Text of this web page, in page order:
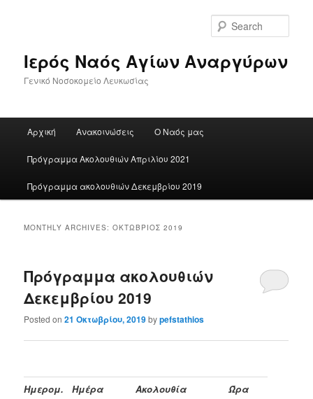
Ιερός Ναός Αγίων Αναργύρων
Γενικό Νοσοκομείο Λευκωσίας
Αρχική Ανακοινώσεις Ο Ναός μας
Πρόγραμμα Ακολουθιών Απριλίου 2021
Πρόγραμμα ακολουθιών Δεκεμβρίου 2019
MONTHLY ARCHIVES:ΟΚΤΏΒΡΙΟΣ 2019
Πρόγραμμα ακολουθιών
Δεκεμβρίου 2019
Posted on21 Οκτωβρίου, 2019bypefstathios
Ημερομ. Ημέρα Ακολουθία
Ώρα